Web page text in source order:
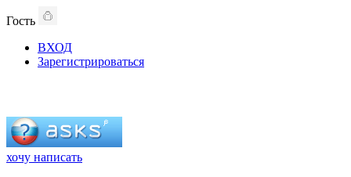
Гость
ВХОД
Зарегистрироваться
хочу написать